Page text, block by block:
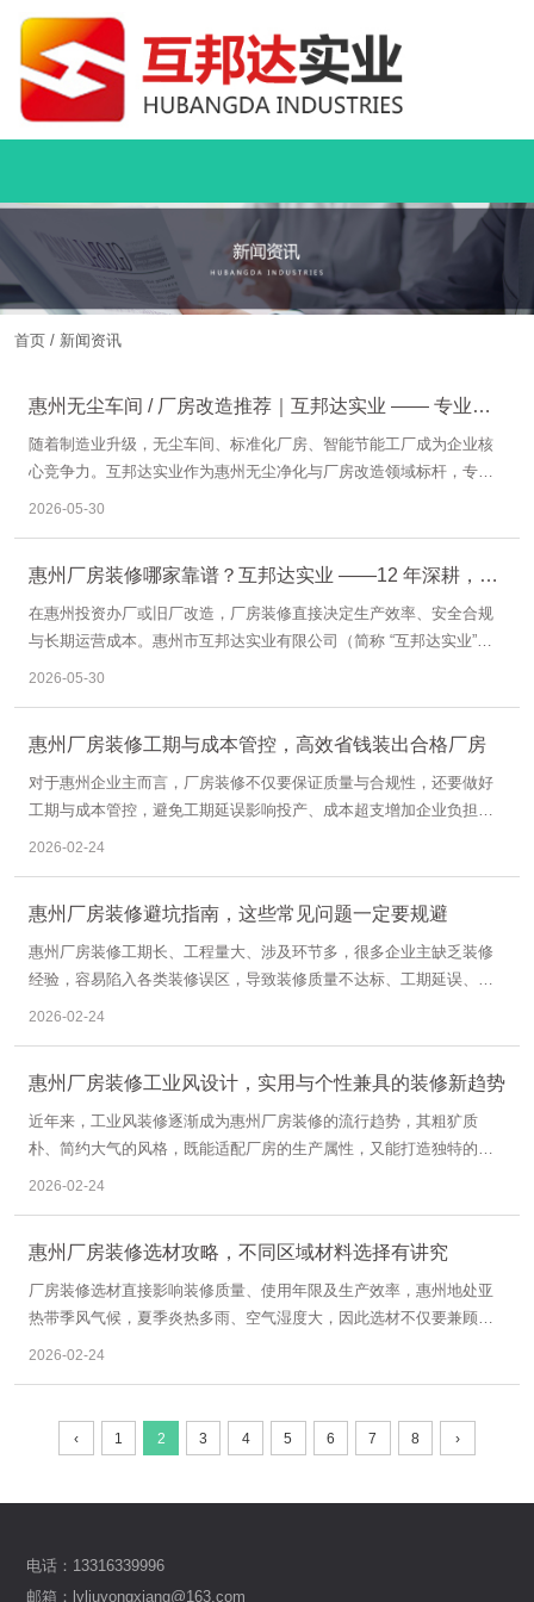
首页 / 新闻资讯
惠州无尘车间 / 厂房改造推荐｜互邦达实业 —— 专业工
业装修，品质铸就标杆
随着制造业升级，无尘车间、标准化厂房、智能节能工厂成为企业核
心竞争力。互邦达实业作为惠州无尘净化与厂房改造领域标杆，专注
2026-05-30
惠州厂房装修哪家靠谱？互邦达实业 ——12 年深耕，一
站式工业装修专家
在惠州投资办厂或旧厂改造，厂房装修直接决定生产效率、安全合规
与长期运营成本。惠州市互邦达实业有限公司（简称 “互邦达实业”）
2026-05-30
惠州厂房装修工期与成本管控，高效省钱装出合格厂房
对于惠州企业主而言，厂房装修不仅要保证质量与合规性，还要做好
工期与成本管控，避免工期延误影响投产、成本超支增加企业负担。
2026-02-24
惠州厂房装修避坑指南，这些常见问题一定要规避
惠州厂房装修工期长、工程量大、涉及环节多，很多企业主缺乏装修
经验，容易陷入各类装修误区，导致装修质量不达标、工期延误、成
2026-02-24
惠州厂房装修工业风设计，实用与个性兼具的装修新趋势
近年来，工业风装修逐渐成为惠州厂房装修的流行趋势，其粗犷质
朴、简约大气的风格，既能适配厂房的生产属性，又能打造独特的空
魅力的厂房空间。
2026-02-24
惠州厂房装修选材攻略，不同区域材料选择有讲究
厂房装修选材直接影响装修质量、使用年限及生产效率，惠州地处亚
热带季风气候，夏季炎热多雨、空气湿度大，因此选材不仅要兼顾实
2026-02-24
‹ 1 2 3 4 5 6 7 8 ›
电话：13316339996
邮箱：lyliuyongxiang@163.com